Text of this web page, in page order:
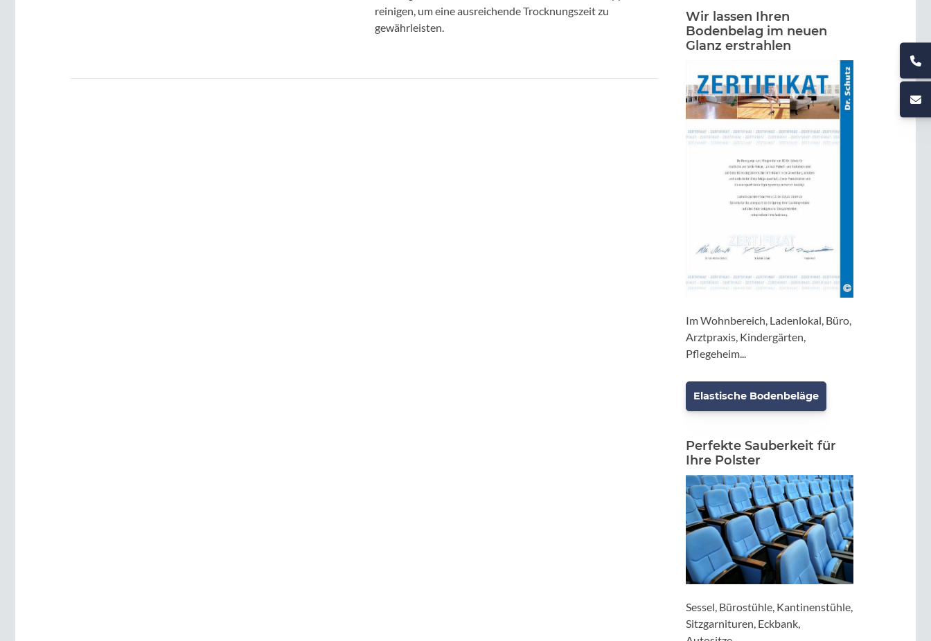
reinigen, um eine ausreichende Trocknungszeit zu
gewährleisten.
Wir lassen Ihren
Bodenbelag im neuen
Glanz erstrahlen
Im Wohnbereich, Ladenlokal, Büro,
Arztpraxis, Kindergärten,
Pflegeheim...
Elastische Bodenbeläge
Perfekte Sauberkeit für
Ihre Polster
Sessel, Bürostühle, Kantinenstühle,
Sitzgarnituren, Eckbank,